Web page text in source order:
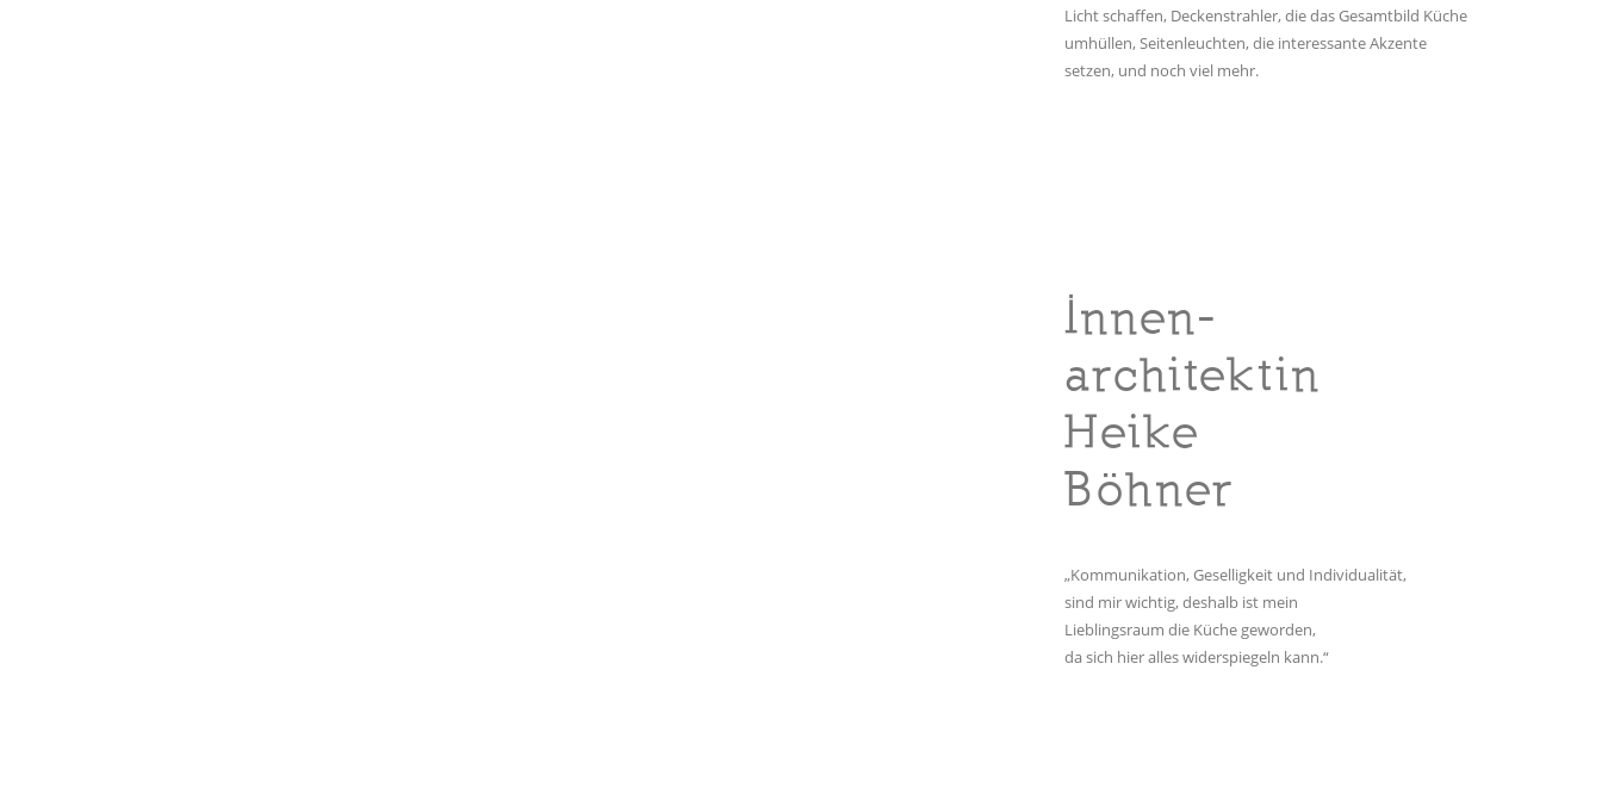
Licht schaffen, Deckenstrahler, die das Gesamtbild Küche
umhüllen, Seitenleuchten, die interessante Akzente
setzen, und noch viel mehr.
Innen-
architektin
Heike
Böhner
„Kommunikation, Geselligkeit und Individualität,
sind mir wichtig, deshalb ist mein
Lieblingsraum die Küche geworden,
da sich hier alles widerspiegeln kann.“